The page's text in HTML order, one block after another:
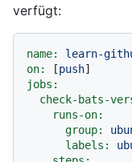
verfügt:
name:
learn-
on:
[push
jobs:
check-bats-
runs-on:
group:
labels: